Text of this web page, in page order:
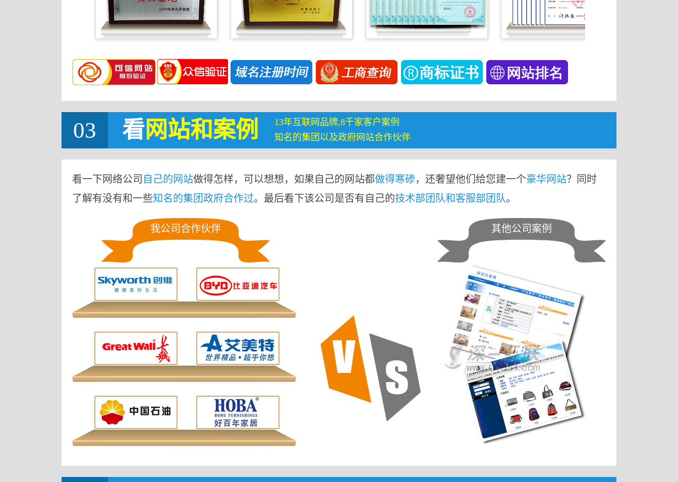
03 看网站和案例
13年互联网品牌,8千家客户案例
知名的集团以及政府网站合作伙伴
看一下网络公司 自己的网站做得怎样，可以想想，如果自己的网站都做得寒碜，还奢望他们给您建一个豪华网站？同时
了解有没有和一些知名的集团政府合作过。最后看下该公司是否有自己的技术部团队和客服部团队。
我公司合作伙伴 其他公司案例